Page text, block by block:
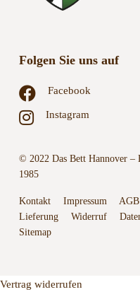
Folgen Sie uns auf
© 2022 Das Bett Hannover –
1985
Kontakt Impressum AGB
Lieferung
Widerruf
Sitemap